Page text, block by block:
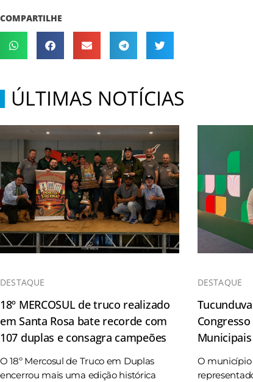
COMPARTILHE
ÚLTIMAS NOTÍCIAS
DESTAQUE
18º MERCOSUL de truco realizado
em Santa Rosa bate recorde com
107 duplas e consagra campeões
O 18º Mercosul de Truco em Duplas
encerrou mais uma edição histórica
DESTAQUE
O município